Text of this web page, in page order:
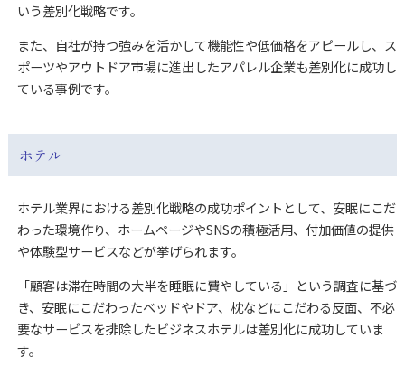
いう差別化戦略です。
また、自社が持つ強みを活かして機能性や低価格をアピールし、ス
ポーツやアウトドア市場に進出したアパレル企業も差別化に成功し
ている事例です。
ホテル
ホテル業界における差別化戦略の成功ポイントとして、安眠にこだ
わった環境作り、ホームページやSNSの積極活用、付加価値の提供
や体験型サービスなどが挙げられます。
「顧客は滞在時間の大半を睡眠に費やしている」という調査に基づ
き、安眠にこだわったベッドやドア、枕などにこだわる反面、不必
要なサービスを排除したビジネスホテルは差別化に成功していま
す。